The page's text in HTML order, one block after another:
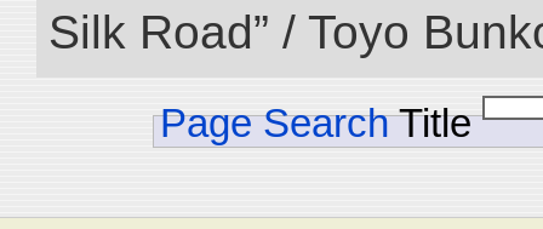
Silk Road” / Toyo
Page Search Title